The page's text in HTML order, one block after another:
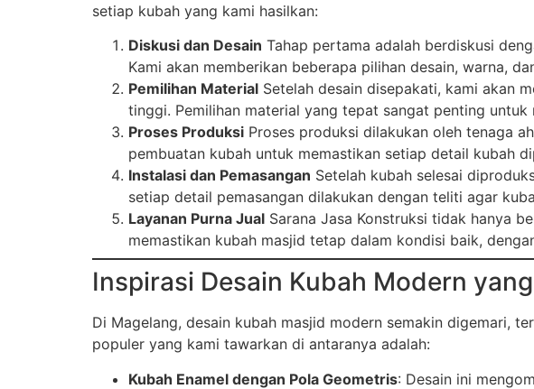
setiap kubah yang kami hasilkan:
Diskusi dan Desain Tahap pertama adalah berdiskusi
Kami akan memberikan beberapa pilihan desain, warna,
Pemilihan Material Setelah desain disepakati, kami akan
tinggi. Pemilihan material yang tepat sangat penting
Proses Produksi Proses produksi dilakukan oleh tenaga
pembuatan kubah untuk memastikan setiap detail kubah
Instalasi dan Pemasangan Setelah kubah selesai
setiap detail pemasangan dilakukan dengan teliti agar
Layanan Purna Jual Sarana Jasa Konstruksi tidak hanya
memastikan kubah masjid tetap dalam kondisi baik,
Inspirasi Desain Kubah Modern
Di Magelang, desain kubah masjid modern semakin digemari,
populer yang kami tawarkan di antaranya adalah:
Kubah Enamel dengan Pola Geometris: Desain ini